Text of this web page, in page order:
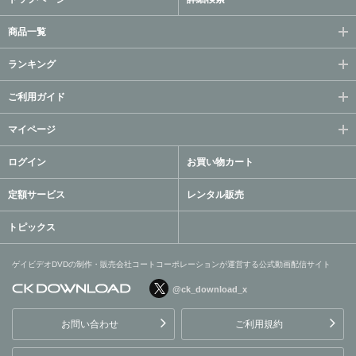
商品一覧
ランキング
ご利用ガイド
マイページ
ログイン お買い物カート
定額サービス レンタル販売
トピックス
ゲイビデオDVDの制作・販売会社コートコーポレーションが運営する公式動画配信サイト
ョンが運営する公式動画配
信サイト
@ck_download_x
お問い合わせ ご利用規約